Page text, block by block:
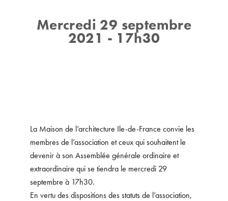
Mercredi 29 septembre
2021 - 17h30
La Maison de l’architecture Ile-de-France convie les
membres de l’association et ceux qui souhaitent le
devenir à son Assemblée générale ordinaire et
extraordinaire qui se tiendra le mercredi 29
septembre à 17h30.
En vertu des dispositions des statuts de l’association,